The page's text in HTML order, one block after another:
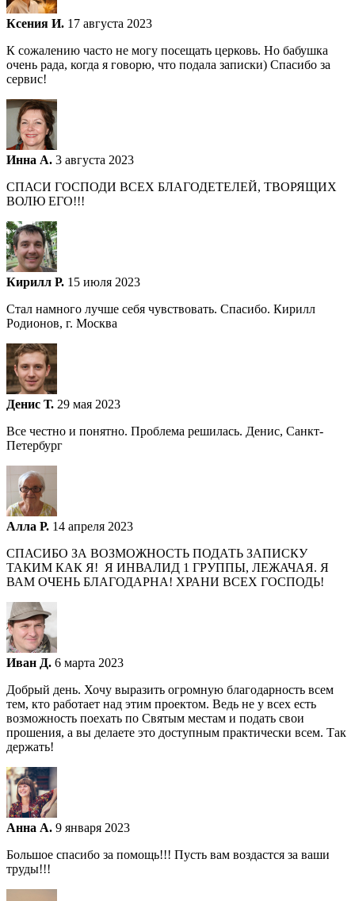
Ксения И. 17 августа 2023
К сожалению часто не могу посещать церковь. Но бабушка
очень рада, когда я говорю, что подала записки) Спасибо за
сервис!
Инна А. 3 августа 2023
СПАСИ ГОСПОДИ ВСЕХ БЛАГОДЕТЕЛЕЙ, ТВОРЯЩИХ
ВОЛЮ ЕГО!!!
Кирилл Р. 15 июля 2023
Стал намного лучше себя чувствовать. Спасибо. Кирилл
Родионов, г. Москва
Денис Т. 29 мая 2023
Все честно и понятно. Проблема решилась. Денис, Санкт-
Петербург
Алла Р. 14 апреля 2023
СПАСИБО ЗА ВОЗМОЖНОСТЬ ПОДАТЬ ЗАПИСКУ
ТАКИМ КАК Я! Я ИНВАЛИД 1 ГРУППЫ, ЛЕЖАЧАЯ. Я
ВАМ ОЧЕНЬ БЛАГОДАРНА! ХРАНИ ВСЕХ ГОСПОДЬ!
Иван Д. 6 марта 2023
Добрый день. Хочу выразить огромную благодарность всем
тем, кто работает над этим проектом. Ведь не у всех есть
возможность поехать по Святым местам и подать свои
прошения, а вы делаете это доступным практически всем. Так
держать!
Анна А. 9 января 2023
Большое спасибо за помощь!!! Пусть вам воздастся за ваши
труды!!!